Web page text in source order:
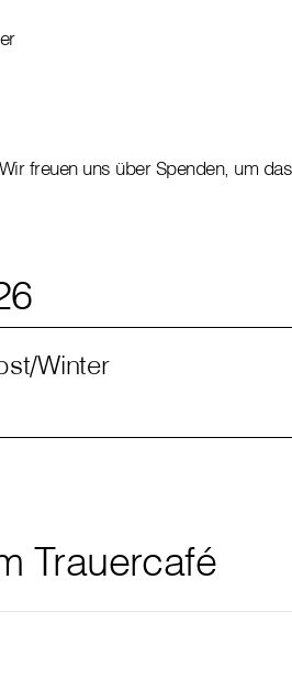
freuen uns über Spenden, um
Winter
Trauercafé